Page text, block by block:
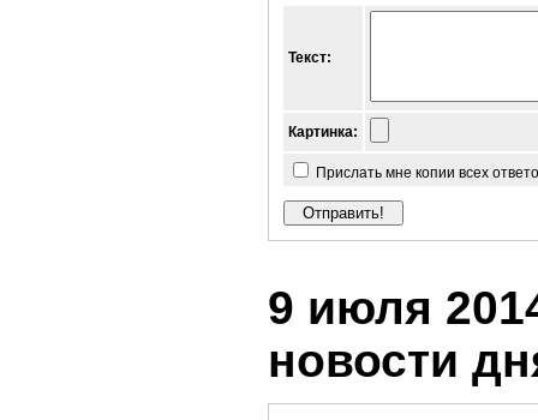
Текст:
Картинка:
Прислать мне копии всех
9 июля
новости